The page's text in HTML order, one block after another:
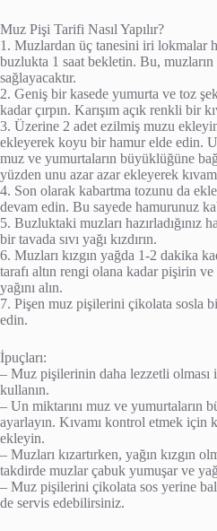
Muz Pişi Tarifi Nasıl Yapılır?
1. Muzlardan üç tanesini iri lokmalar
buzlukta 1 saat bekletin. Bu, muzların
sağlayacaktır.
2. Geniş bir kasede yumurta ve toz
kadar çırpın. Karışım açık renkli bir
3. Üzerine 2 adet ezilmiş muzu
ekleyerek koyu bir hamur elde edin.
muz ve yumurtaların büyüklüğüne
yüzden unu azar azar ekleyerek
4. Son olarak kabartma tozunu da
devam edin. Bu sayede hamurunuz
5. Buzluktaki muzları hazırladığınız
bir tavada sıvı yağı kızdırın.
6. Muzları kızgın yağda 1-2 dakika
tarafı altın rengi olana kadar pişirin
yağını alın.
7. Pişen muz pişilerini çikolata sosla
edin.
İpuçları:
– Muz pişilerinin daha lezzetli olması
kullanın.
– Un miktarını muz ve yumurtaların
ayarlayın. Kıvamı kontrol etmek için
ekleyin.
– Muzları kızartırken, yağın kızgın
takdirde muzlar çabuk yumuşar ve
– Muz pişilerini çikolata sos yerine
de servis edebilirsiniz.